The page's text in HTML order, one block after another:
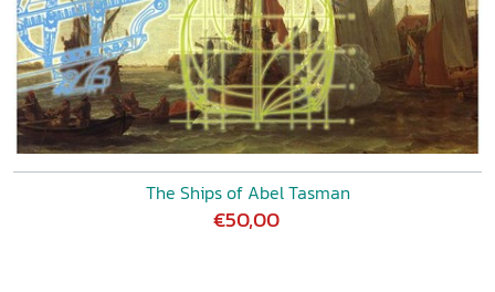
The Ships of Abel Tasman
€50,00